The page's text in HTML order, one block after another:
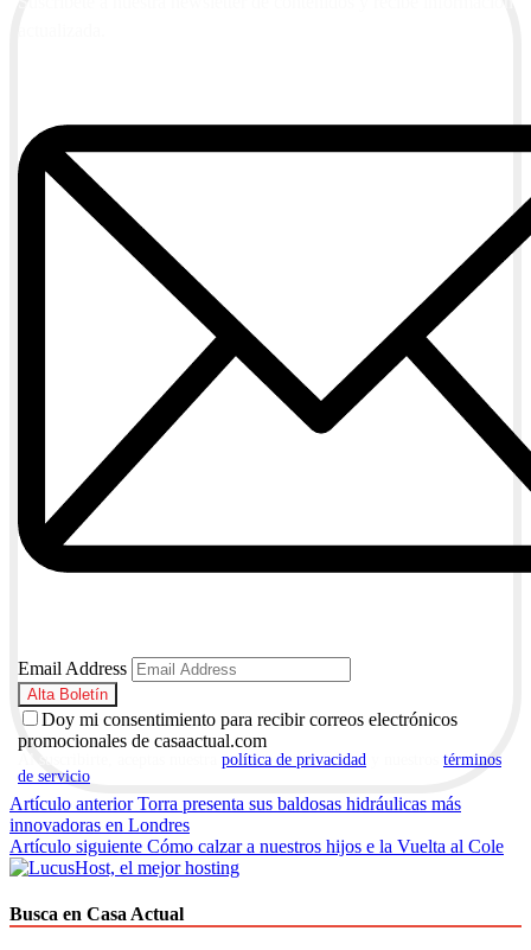
Email Address
Doy mi consentimiento para recibir correos electrónicos
promocionales de casaactual.com
política de privacidad
términos
de servicio
Navegación
de
entradas
Artículo anterior Torra presenta sus baldosas hidráulicas más
innovadoras en Londres
Artículo siguiente Cómo calzar a nuestros hijos e la Vuelta al Cole
Busca en Casa Actual